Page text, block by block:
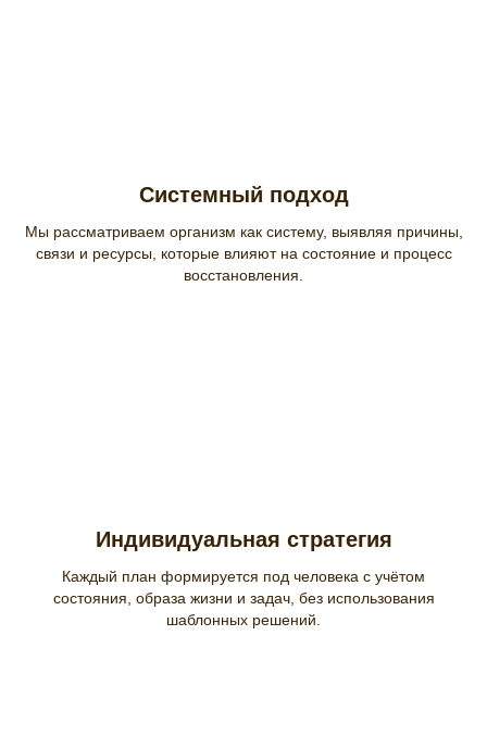
Системный подход
Мы рассматриваем организм как систему, выявляя причины,
связи и ресурсы, которые влияют на состояние и процесс
восстановления.
Индивидуальная стратегия
Каждый план формируется под человека с учётом
состояния, образа жизни и задач, без использования
шаблонных решений.